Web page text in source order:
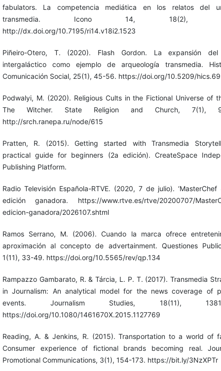
fabulators. La competencia mediática en los relatos del
transmedia. Icono 14, 18(2),
http://dx.doi.org/10.7195/ri14.v18i2.1523
Piñeiro-Otero, T. (2020). Flash Gordon. La expansión del
intergaláctico como ejemplo de arqueología transmedia.
Comunicación Social, 25(1), 45-56. https://doi.org/10.5209/
Podwalyi, M. (2020). Religious Cults in the Fictional Universe of
The Witcher. State Religion and Church, 7(1),
http://srch.ranepa.ru/node/615
Pratten, R. (2015). Getting started with Transmedia
practical guide for beginners (2a edición). CreateSpace
Publishing Platform.
Radio Televisión Española-RTVE. (2020, 7 de julio). ‘MasterChef
edición ganadora. https://www.rtve.es/rtve/20200707/
edicion-ganadora/2026107.shtml
Ramos Serrano, M. (2006). Cuando la marca ofrece
aproximación al concepto de advertainment. Questiones
1(11), 33-49. https://doi.org/10.5565/rev/qp.134
Rampazzo Gambarato, R. & Tárcia, L. P. T. (2017). Transmedia
in Journalism: An analytical model for the news coverage of
events. Journalism Studies, 18(11), 1381-
https://doi.org/10.1080/1461670X.2015.1127769
Reading, A. & Jenkins, R. (2015). Transportation to a world of
Consumer experience of fictional brands becoming real.
Promotional Communications, 3(1), 154-173. https://bit.ly/3NzXPTr